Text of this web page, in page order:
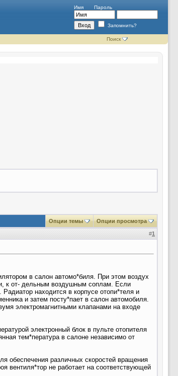
Имя Пароль
Запомнить?
Поиск
Опции темы Опции просмотра
#1
в салон автомо*биля. При этом воздух
к от- дельным воздушным соплам. Если
находится в корпусе отопи*теля и
и затем посту*пает в салон автомобиля.
электромагнитными клапанами на входе
электронный блок в пульте отопителя
тем*пература в салоне независимо от
обеспечения различных скоростей вращения
вентиля*тор не работает на соответствующей